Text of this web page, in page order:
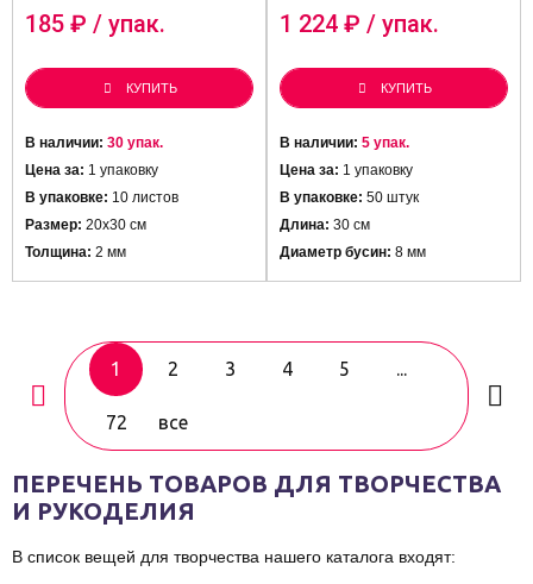
185 ₽ / упак.
КУПИТЬ
В наличии: 30 упак.
Цена за: 1 упаковку
В упаковке: 10 листов
Размер: 20х30 см
Толщина: 2 мм
1 224 ₽ / упак.
КУПИТЬ
В наличии: 5 упак.
Цена за: 1 упаковку
В упаковке: 50 штук
Длина: 30 см
Диаметр бусин: 8 мм
1 2 3 4 5
72 все
ПЕРЕЧЕНЬ ТОВАРОВ ДЛЯ ТВОРЧЕСТВА
И РУКОДЕЛИЯ
В список вещей для творчества нашего каталога входят: